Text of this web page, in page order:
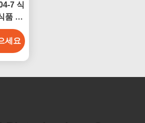
7 식
품 등
크릴
세요